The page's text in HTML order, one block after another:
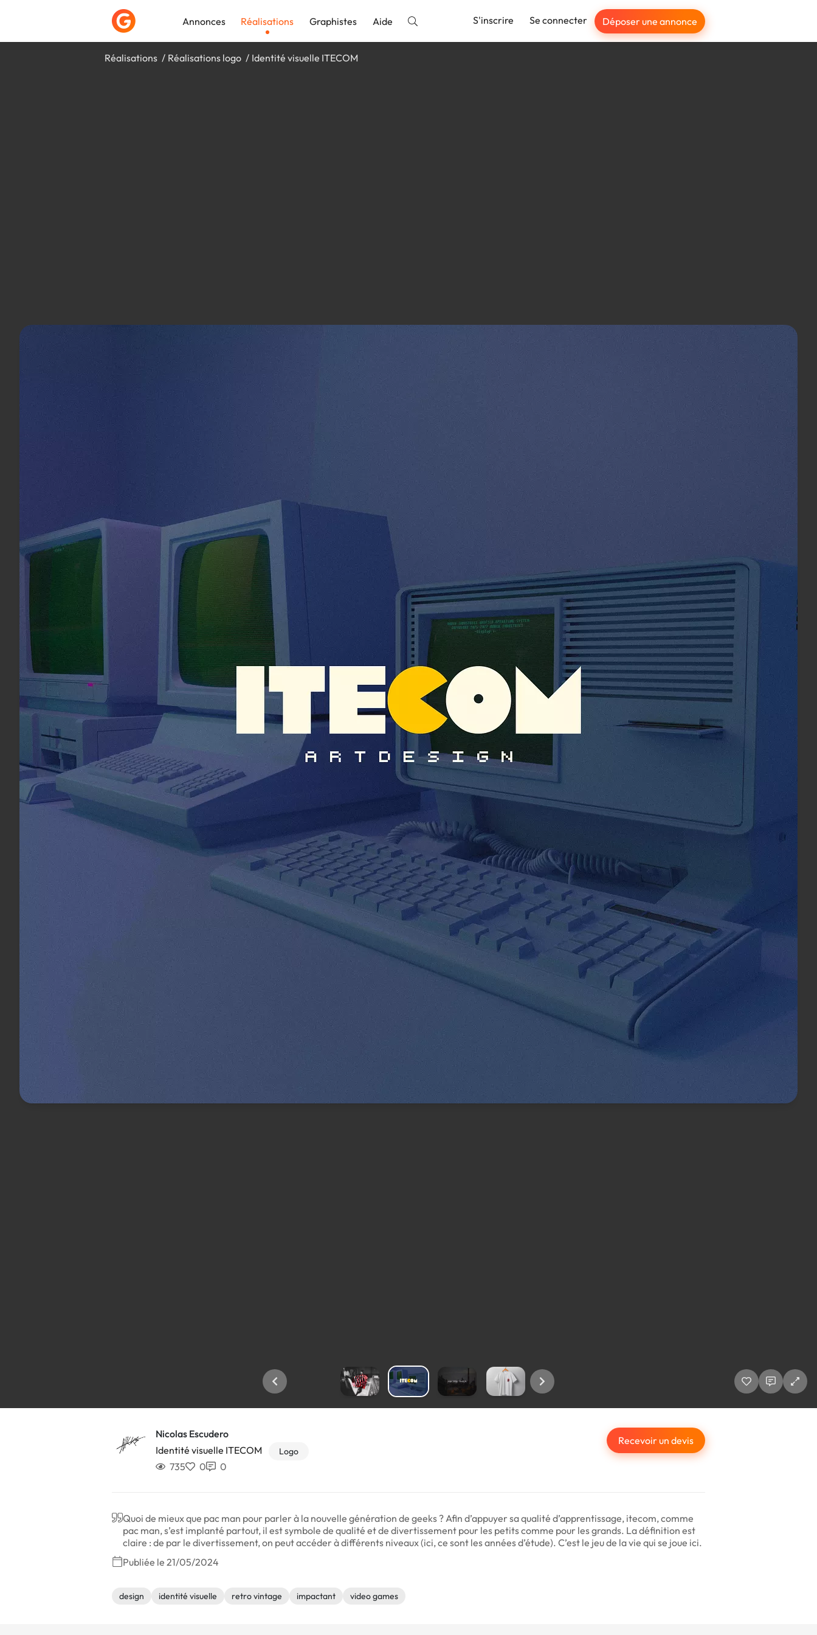
Annonces Réalisations Graphistes Aide S'inscrire Se connecter Déposer une annonce
Réalisations Réalisations logo Identité visuelle ITECOM
Nicolas Escudero
Identité visuelle ITECOM
Logo
735 0 0
Recevoir un devis
Quoi de mieux que pac man pour parler à la nouvelle génération de geeks ? Afin d’appuyer sa qualité d’apprentissage, itecom, comme
pac man, s’est implanté partout, il est symbole de qualité et de divertissement pour les petits comme pour les grands. La définition est
claire : de par le divertissement, on peut accéder à différents niveaux (ici, ce sont les années d’étude). C’est le jeu de la vie qui se joue ici.
Publiée le 21/05/2024
design identité visuelle retro vintage impactant video games